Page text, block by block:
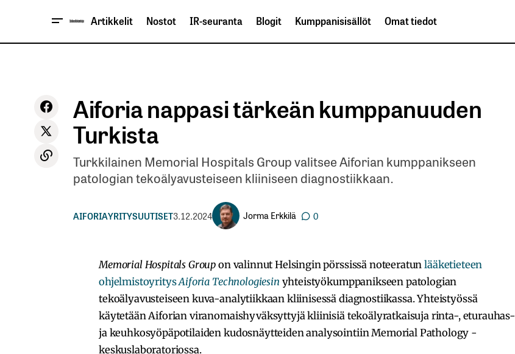
Artikkelit Nostot IR-seuranta Blogit Kumppanisisällöt Omat tiedot
Aiforia nappasi tärkeän kumppanuuden
Turkista
Turkkilainen Memorial Hospitals Group valitsee Aiforian kumppanikseen
patologian tekoälyavusteiseen kliiniseen diagnostiikkaan.
AIFORIAYRITYSUUTISET3.12.2024 Jorma Erkkilä 0
Memorial Hospitals Group on valinnut Helsingin pörssissä noteeratunlääketieteen
ohjelmistoyritysAiforia Technologiesin yhteistyökumppanikseen patologian
tekoälyavusteiseen kuva-analytiikkaan kliinisessä diagnostiikassa. Yhteistyössä
käytetään Aiforian viranomaishyväksyttyjä kliinisiä tekoälyratkaisuja rinta-, eturauhas-
ja keuhkosyöpäpotilaiden kudosnäytteiden analysointiin Memorial Pathology -
keskuslaboratoriossa.